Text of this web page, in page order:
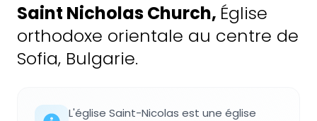
Saint Nicholas Church, Église
orthodoxe orientale au centre de
Sofia, Bulgarie.
L'église Saint-Nicolas est une église